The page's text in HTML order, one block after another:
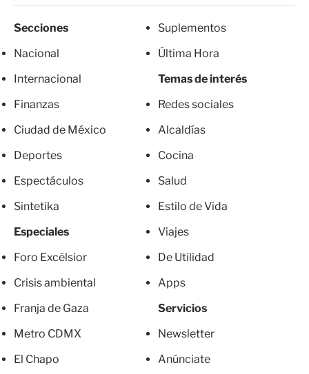
Secciones
Nacional
Internacional
Finanzas
Ciudad de México
Deportes
Espectáculos
Sintetika
Especiales
Foro Excélsior
Crisis ambiental
Franja de Gaza
Metro CDMX
El Chapo
Suplementos
Última Hora
Temas de interés
Redes sociales
Alcaldías
Cocina
Salud
Estilo de Vida
Viajes
De Utilidad
Apps
Servicios
Newsletter
Anúnciate